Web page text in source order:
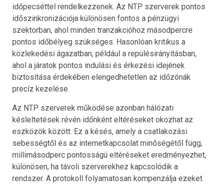
időpecséttel rendelkezzenek. Az NTP szerverek pontos
időszinkronizációja különösen fontos a pénzügyi
szektorban, ahol minden tranzakcióhoz másodpercre
pontos időbélyeg szükséges. Hasonlóan kritikus a
közlekedési ágazatban, például a repülésirányításban,
ahol a járatok pontos indulási és érkezési idejének
biztosítása érdekében elengedhetetlen az időzónák
precíz kezelése.
Az NTP szerverek működése azonban hálózati
késleltetések révén időnként eltéréseket okozhat az
eszközök között. Ez a késés, amely a csatlakozási
sebességtől és az internetkapcsolat minőségétől függ,
millimásodperc pontosságú eltéréseket eredményezhet,
különösen, ha távoli szerverekhez kapcsolódik a
rendszer. A protokoll folyamatosan kompenzálja ezeket